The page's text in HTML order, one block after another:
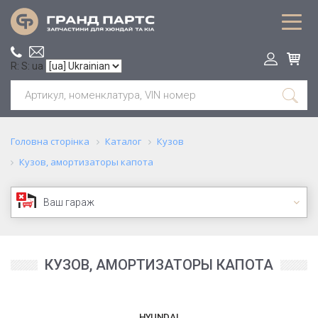
R: S: ua
Головна сторінка Каталог
Кузов
Кузов, амортизаторы капота
Ваш гараж
КУЗОВ, АМОРТИЗАТОРЫ КАПОТА